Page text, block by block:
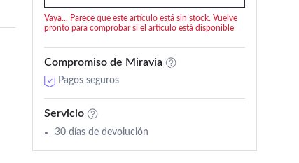
Vaya... Parece que este artículo está sin stock. Vuelve
pronto para comprobar si el artículo está disponible
Compromiso de Miravia
Pagos seguros
Servicio
30 días de devolución